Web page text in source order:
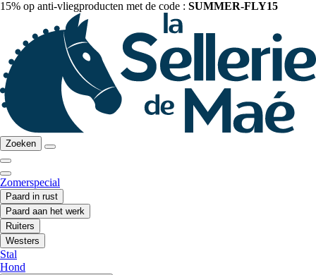
15% op anti-vliegproducten met de code : SUMMER-FLY15
Zoeken
Zomerspecial
Paard in rust
Paard aan het werk
Ruiters
Westers
Stal
Hond